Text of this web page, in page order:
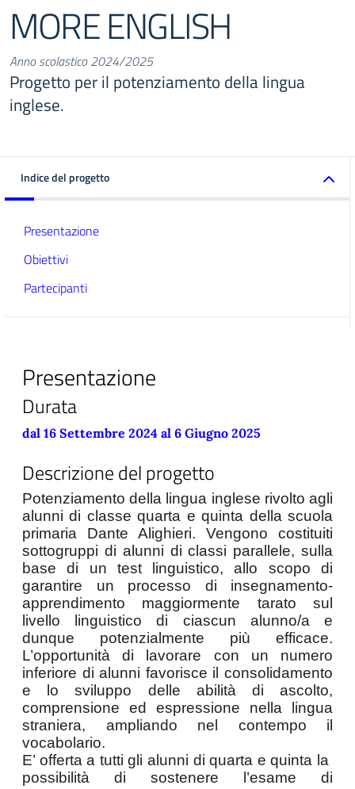
MORE ENGLISH
Anno scolastico 2024/2025
Progetto per il potenziamento della lingua
inglese.
Indice del progetto
Presentazione
Obiettivi
Partecipanti
Presentazione
Durata
dal 16 Settembre 2024 al 6 Giugno 2025
Descrizione del progetto
Potenziamento della lingua inglese rivolto agli
alunni di classe quarta e quinta della scuola
primaria Dante Alighieri. Vengono costituiti
sottogruppi di alunni di classi parallele, sulla
base di un test linguistico, allo scopo di
garantire un processo di insegnamento-
apprendimento maggiormente tarato sul
livello linguistico di ciascun alunno/a e
dunque potenzialmente più efficace.
L’opportunità di lavorare con un numero
inferiore di alunni favorisce il consolidamento
e lo sviluppo delle abilità di ascolto,
comprensione ed espressione nella lingua
straniera, ampliando nel contempo il
vocabolario.
E’ offerta a tutti gli alunni di quarta e quinta la
possibilità di sostenere l’esame di